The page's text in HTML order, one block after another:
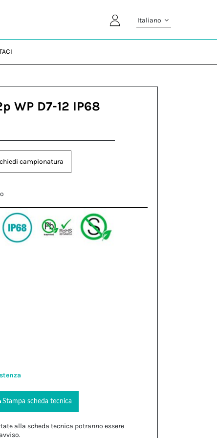
Italiano
WP D7-12 IP68
campionatura
Stampa scheda tecnica
alla scheda tecnica potranno essere